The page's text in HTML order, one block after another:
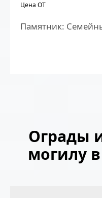
Цена ОТ
Памятник:
Ограды
могилу